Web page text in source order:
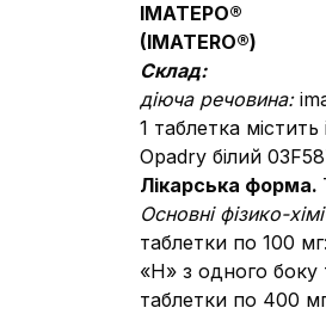
ІМАТЕРО®
(IMATERO®)
Склад:
діюча речовина:
1 таблетка
Opadry білий
Лікарська форма.
Основні фізико-
таблетки по 100
«H» з одного боку
таблетки по 400